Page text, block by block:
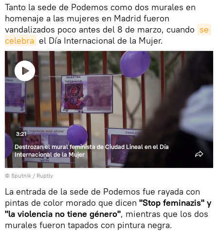
Tanto la sede de Podemos como dos murales en
homenaje a las mujeres en Madrid fueron
vandalizados poco antes del 8 de marzo, cuando se
celebra el Día Internacional de la Mujer.
vídeo
Destrozan el mural feminista de Ciudad Lineal en el Día
Internacional de la Mujer
3:21
© Sputnik / Ruptly
La entrada de la sede de Podemos fue rayada con
pintas de color morado que dicen "Stop feminazis" y
"la violencia no tiene género", mientras que los dos
murales fueron tapados con pintura negra.